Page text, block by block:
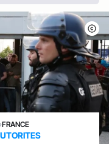
›FRANCE